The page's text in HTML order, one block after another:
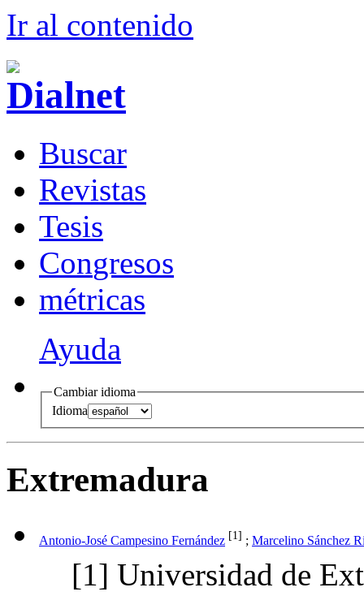
Ir al contenido
Buscar
Revistas
Tesis
Congresos
métricas
Ayuda
Cambiar idioma
Idioma
Extremadura
Antonio-José Campesino Fernández [1] ; Marcelino Sánchez
[1] Universidad de